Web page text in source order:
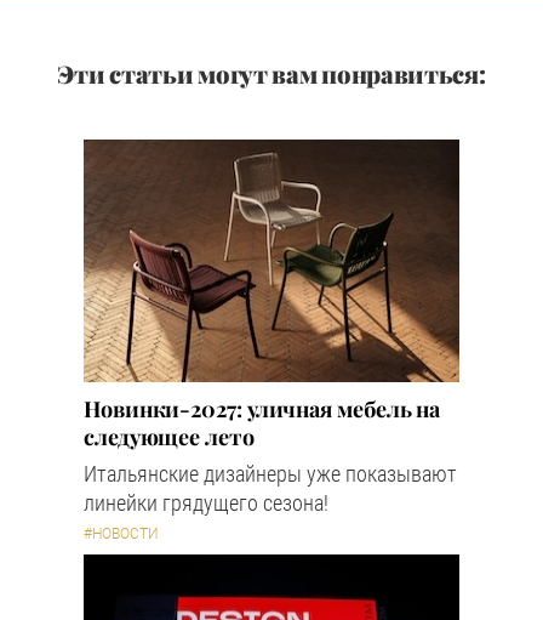
Эти статьи могут вам понравиться:
Новинки-2027: уличная мебель на
следующее лето
Итальянские дизайнеры уже показывают
линейки грядущего сезона!
#НОВОСТИ